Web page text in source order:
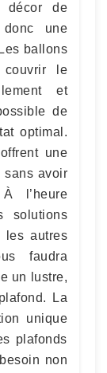
de
une
ballons
couvrir le
et
de
optimal.
une
sans avoir
l’heure
solutions
les autres
faudra
un lustre,
La
unique
plafonds
non